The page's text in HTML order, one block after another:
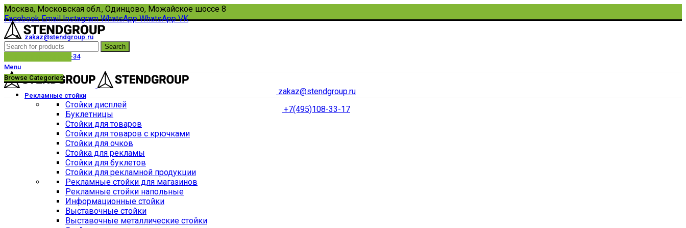
Москва, Московская обл., Одинцово, Можайское шоссе 8
Facebook Email Instagram WhatsApp WhatsApp VK
zakaz@stendgroup.ru
8(495)108-33-17
+7 (910) 434-67-34
Пн-Пт с 10:00 до 18:00
zakaz@stendgroup.ru
+7(495)108-33-17
Search
Menu
Browse Categories
Рекламные стойки
Стойки дисплей
Буклетницы
Стойки для товаров
Стойки для товаров с крючками
Стойки для очков
Стойка для рекламы
Стойки для буклетов
Стойки для рекламной продукции
Рекламные стойки для магазинов
Рекламные стойки напольные
Информационные стойки
Выставочные стойки
Выставочные металлические стойки